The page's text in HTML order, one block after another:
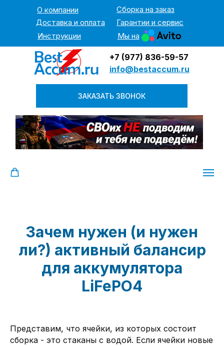
Доставка и оплата
О компании
Сборка на заказ
Гарантии и сервис
Инструкции
Мы на
+7 (977) 836-59-57
info@bestaccum.ru
ЗАКАЗАТЬ ЗВОНОК
Зачем нужен (и нужен
ли?) активный балансир
для аккумулятора
LiFePO4
Представим, что ячейки, из которых состоит
сборка - это стаканы с водой. Если ячейки новые